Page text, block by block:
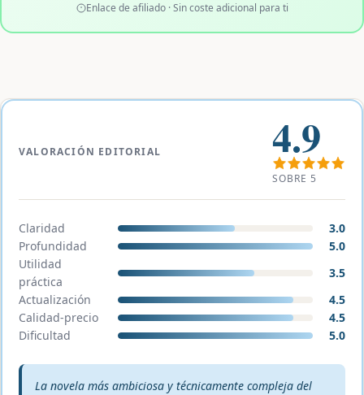
Enlace de afiliado · Sin coste adicional para ti
VALORACIÓN EDITORIAL 4.9
SOBRE 5
Claridad
3.0
Profundidad
5.0
Utilidad
práctica
3.5
Actualización
4.5
Calidad-precio
4.5
Dificultad
5.0
Veredicto editorial:
La novela más ambiciosa y técnicamente compleja del